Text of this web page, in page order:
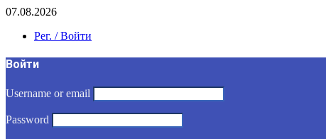
07.08.2026
Рег. / Войти
Войти
Username or email
Password